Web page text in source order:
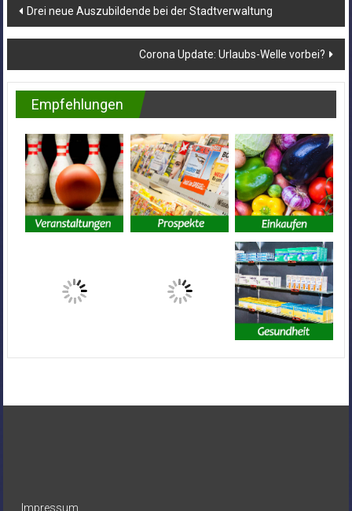
Beitragsnavigation
Drei neue Auszubildende bei der Stadtverwaltung
Corona Update: Urlaubs-Welle vorbei?
Empfehlungen
Impressum